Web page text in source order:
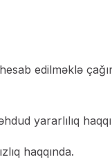
edilməklə
yararlılıq
haqqında.